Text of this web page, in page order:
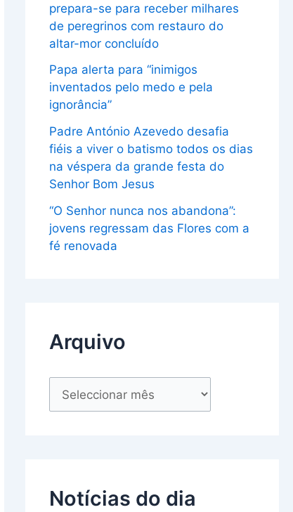
prepara-se para receber milhares
de peregrinos com restauro do
altar-mor concluído
Papa alerta para “inimigos
inventados pelo medo e pela
ignorância”
Padre António Azevedo desafia
fiéis a viver o batismo todos os dias
na véspera da grande festa do
Senhor Bom Jesus
“O Senhor nunca nos abandona”:
jovens regressam das Flores com a
fé renovada
Arquivo
Notícias do dia